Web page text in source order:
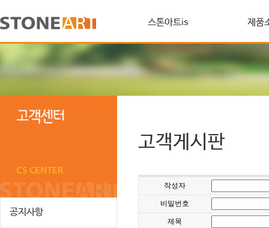
스톤아트is 제품
공지사항
고객게시판
작성자
비밀번호
제목